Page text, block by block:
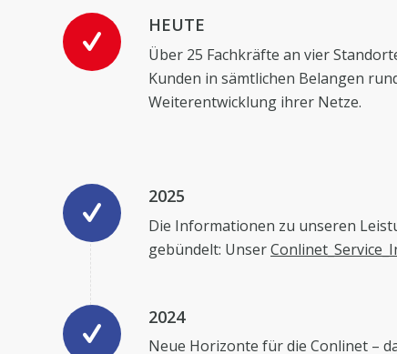
HEUTE
Über 25 Fachkräfte an vier
Kunden in sämtlichen Belangen
Weiterentwicklung ihrer Netze.
2025
Die Informationen zu unseren
gebündelt: Unser
2024
Neue Horizonte für die Conlinet –